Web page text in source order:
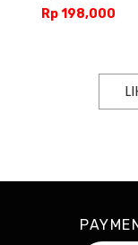
Rp 198,000